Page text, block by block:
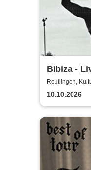
Bibiza -
Reutlingen,
10.10.2026